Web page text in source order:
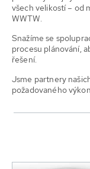
všech velikostí – od
WWTW.
Snažíme se
procesu plánování,
řešení.
Jsme partnery
požadovaného